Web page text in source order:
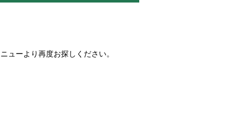
ューより再度お探しください。